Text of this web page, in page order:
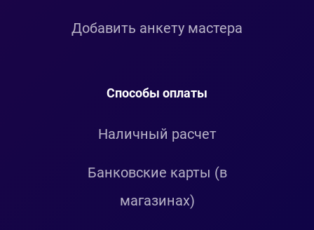
Добавить анкету мастера
Способы оплаты
Наличный расчет
Банковские карты (в
магазинах)